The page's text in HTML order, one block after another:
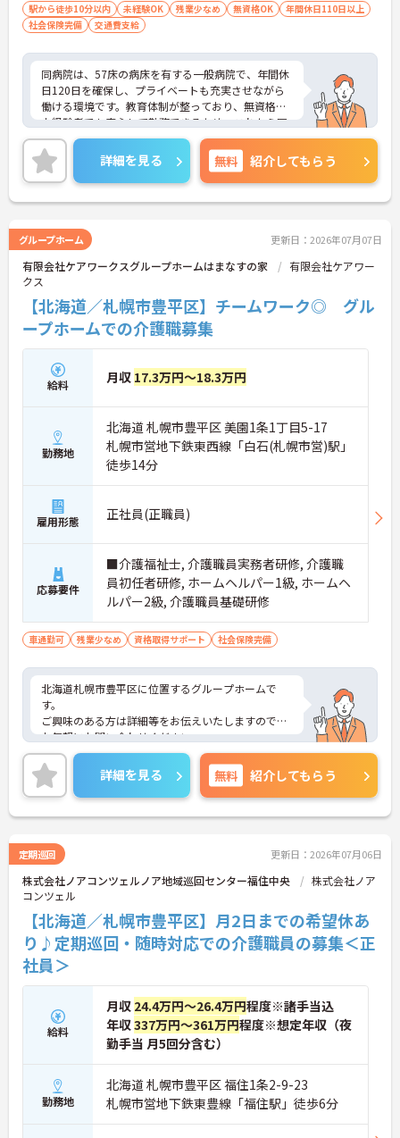
駅から徒歩10分以内 未経験OK 残業少なめ 無資格OK
年間休日110日以上
社会保険完備
交通費支給
同病院は、57床の病床を有する一般病院で、年間休
日120日を確保し、プライベートも充実させながら
働ける環境です。教育体制が整っており、無資格・
未経験者でも安心して勤務できるため、これから医
療業界でのキャリアを築きたい方に最適です。人間
関係が良好で、働きやすい職場環境が魅力です。介
護資格をお持ちの方には優遇があり、キャリアアッ
プを目指す方にもおすすめです。あなたの手で患者
様を支える大切な役割を担い、やりがいを感じなが
イントなど、さらに詳細をお話ししますのでお気軽
にご相談ください！
詳細を見る 無料 紹介してもらう
グループホーム 更新日：2026年07月07日
有限会社ケアワークスグループホームはまなすの家
有限会社ケアワー
クス
【北海道／札幌市豊平区】チームワーク◎ グル
ープホームでの介護職募集
給料 月収 17.3万円～18.3万円
勤務地
北海道 札幌市豊平区 美園1条1丁目5-17
札幌市営地下鉄東西線「白石(札幌市営)駅」
徒歩14分
雇用形態 正社員(正職員)
応募要件
■介護福祉士, 介護職員実務者研修, 介護職
員初任者研修, ホームヘルパー1級, ホームヘ
ルパー2級, 介護職員基礎研修
車通勤可 残業少なめ 資格取得サポート 社会保険完備
北海道札幌市豊平区に位置するグループホームで
す。
ご興味のある方は詳細等をお伝えいたしますので、
お気軽にお問い合わせください。
詳細を見る 無料 紹介してもらう
定期巡回 更新日：2026年07月06日
株式会社ノアコンツェルノア地域巡回センター福住中央
株式会社ノア
コンツェル
【北海道／札幌市豊平区】月2日までの希望休あ
り♪定期巡回・随時対応での介護職員の募集＜正
社員＞
給料
月収 24.4万円～26.4万円程度※諸手当込
年収337万円～361万円程度※想定年収（夜
勤手当 月5回分含む）
勤務地
北海道 札幌市豊平区 福住1条2-9-23
札幌市営地下鉄東豊線「福住駅」徒歩6分